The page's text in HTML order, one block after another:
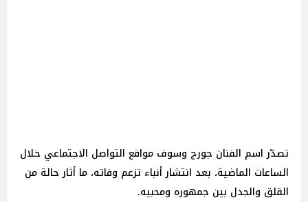
تصدّر اسم الفنان جورج وسوف مواقع التواصل الاجتماعي خلال
الساعات الماضية، بعد انتشار أنباء تزعم وفاته، ما أثار حالة من
القلق والجدل بين جمهوره ومحبيه.